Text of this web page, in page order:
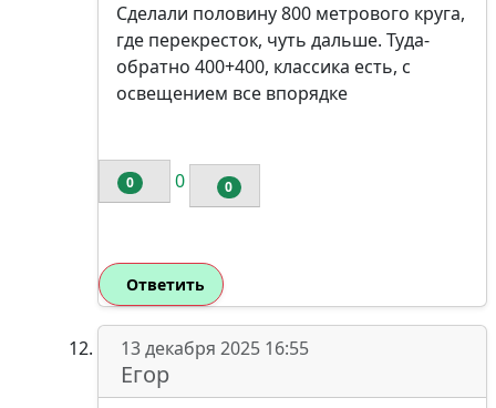
Сделали половину 800 метрового круга,
где перекресток, чуть дальше. Туда-
обратно 400+400, классика есть, с
освещением все впорядке
0 0 0
Ответить
13 декабря 2025 16:55
Егор